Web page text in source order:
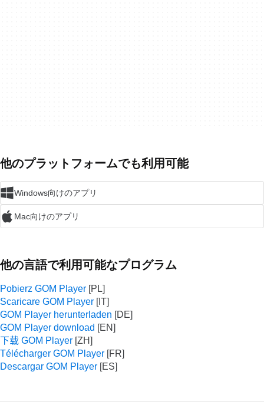
他のプラットフォームでも利用可能
Windows向けのアプリ
Mac向けのアプリ
他の言語で利用可能なプログラム
Pobierz GOM Player
Scaricare GOM Player
GOM Player herunterladen
GOM Player download
下载 GOM Player
Télécharger GOM Player
Descargar GOM Player